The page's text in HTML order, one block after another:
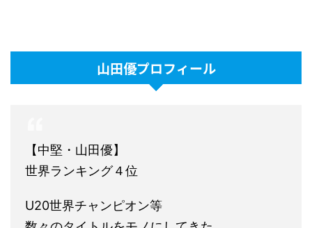
山田優プロフィール
【中堅・山田優】
世界ランキング４位
U20世界チャンピオン等